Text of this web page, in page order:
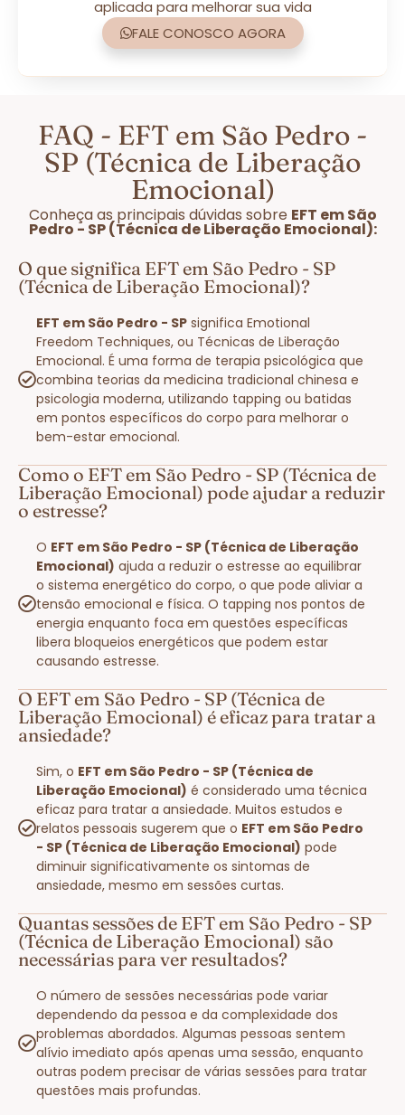
aplicada para melhorar sua vida
FALE CONOSCO AGORA
FAQ - EFT em São Pedro -
SP (Técnica de Liberação
Emocional)
Conheça as principais dúvidas sobre EFT em São
Pedro - SP (Técnica de Liberação Emocional):
O que significa EFT em São Pedro - SP
(Técnica de Liberação Emocional)?
EFT em São Pedro - SP significa Emotional
Freedom Techniques, ou Técnicas de Liberação
Emocional. É uma forma de terapia psicológica que
combina teorias da medicina tradicional chinesa e
psicologia moderna, utilizando tapping ou batidas
em pontos específicos do corpo para melhorar o
bem-estar emocional.
Como o EFT em São Pedro - SP (Técnica de
Liberação Emocional) pode ajudar a reduzir
o estresse?
O EFT em São Pedro - SP (Técnica de Liberação
Emocional) ajuda a reduzir o estresse ao equilibrar
o sistema energético do corpo, o que pode aliviar a
tensão emocional e física. O tapping nos pontos de
energia enquanto foca em questões específicas
libera bloqueios energéticos que podem estar
causando estresse.
O EFT em São Pedro - SP (Técnica de
Liberação Emocional) é eficaz para tratar a
ansiedade?
Sim, o EFT em São Pedro - SP (Técnica de
Liberação Emocional) é considerado uma técnica
eficaz para tratar a ansiedade. Muitos estudos e
relatos pessoais sugerem que o EFT em São Pedro
- SP (Técnica de Liberação Emocional) pode
diminuir significativamente os sintomas de
ansiedade, mesmo em sessões curtas.
Quantas sessões de EFT em São Pedro - SP
(Técnica de Liberação Emocional) são
necessárias para ver resultados?
O número de sessões necessárias pode variar
dependendo da pessoa e da complexidade dos
problemas abordados. Algumas pessoas sentem
alívio imediato após apenas uma sessão, enquanto
outras podem precisar de várias sessões para tratar
questões mais profundas.